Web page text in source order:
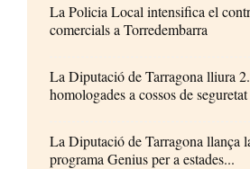
La Policia Local intensifica el
comercials a Torredembarra
La Diputació de Tarragona lliura
homologades a cossos de
La Diputació de Tarragona llança
programa Genius per a estades...